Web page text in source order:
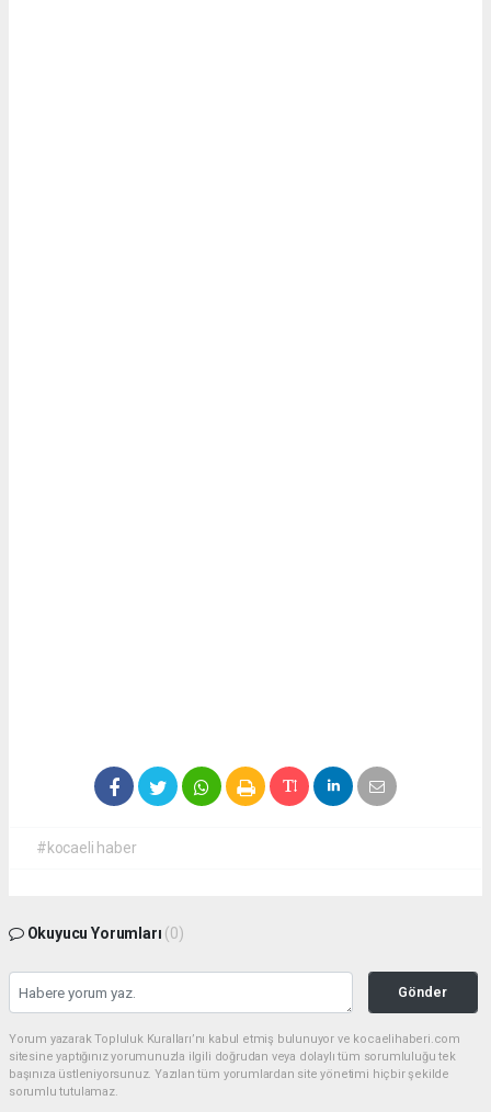
#kocaeli haber
Okuyucu Yorumları (0)
Gönder
Yorum yazarak Topluluk Kuralları’nı kabul etmiş bulunuyor ve kocaelihaberi.com
sitesine yaptığınız yorumunuzla ilgili doğrudan veya dolaylı tüm sorumluluğu tek
başınıza üstleniyorsunuz. Yazılan tüm yorumlardan site yönetimi hiçbir şekilde
sorumlu tutulamaz.